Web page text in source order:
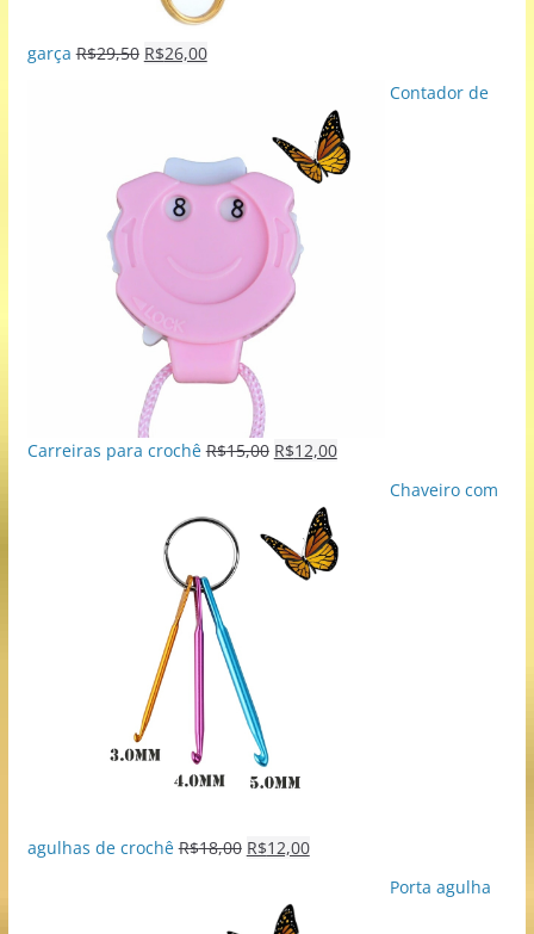
garça R$29,50 R$26,00
Contador de
Carreiras para crochê R$15,00 R$12,00
Chaveiro com
agulhas de crochê R$18,00 R$12,00
Porta agulha